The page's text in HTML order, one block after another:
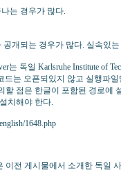
는 경우가 많다.
개되는 경우가 많다. 실속있
는 독일 Karlsruhe Institute of
드는 오픈되있지 않고 실행파
할 점은 한글이 포함된 경로에
치해야 한다.
1648.php
이전 게시물에서 소개한 독일